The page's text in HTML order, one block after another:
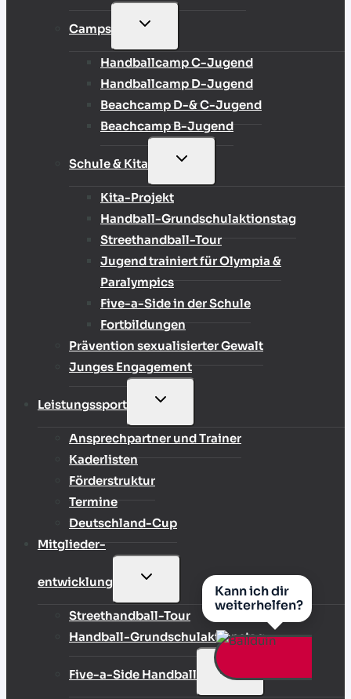
Kann ich dir
weiterhelfen?
Camps
UNTERMENÜ
Handballcamp C-Jugend
Handballcamp D-Jugend
Beachcamp D-& C-Jugend
Beachcamp B-Jugend
Schule & Kita
UNTERMENÜ
Kita-Projekt
Handball-Grundschulaktionstag
Streethandball-Tour
Jugend trainiert für Olympia &
Paralympics
Five-a-Side in der Schule
Fortbildungen
Prävention sexualisierter Gewalt
Junges Engagement
Leistungssport
UNTERMENÜ
Ansprechpartner und Trainer
Kaderlisten
Förderstruktur
Termine
Deutschland-Cup
Mitglieder-
entwicklung
UNTERMENÜ
Streethandball-Tour
Handball-Grundschulaktionstag
Five-a-Side Handball
UNTERMENÜ